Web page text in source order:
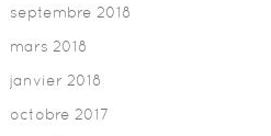
septembre 2018
mars 2018
janvier 2018
octobre 2017